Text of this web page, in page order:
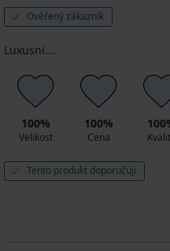
Ověřený zákazník
Luxusní....
100%
Velikost
100%
Cena
Tento produkt doporučuji